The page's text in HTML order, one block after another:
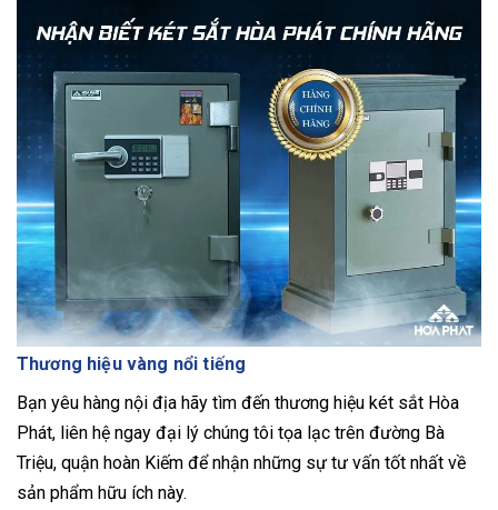
Thương hiệu vàng nổi tiếng
Bạn yêu hàng nội địa hãy tìm đến thương hiệu két sắt Hòa
Phát, liên hệ ngay đại lý chúng tôi tọa lạc trên đường Bà
Triệu, quận hoàn Kiếm để nhận những sự tư vấn tốt nhất về
sản phẩm hữu ích này.